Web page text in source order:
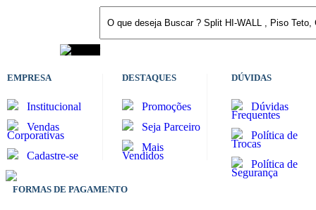
EMPRESA
Institucional
Vendas
Corporativas
Cadastre-se
DESTAQUES
Promoções
Seja Parceiro
Mais
Vendidos
DÚVIDAS
Dúvidas
Frequentes
Política de
Trocas
Política de
Segurança
FORMAS DE PAGAMENTO